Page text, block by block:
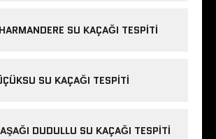
SU KAÇAĞI TESPITI
SU KAÇAĞI TESPITI
DUDULLU SU KAÇAĞI TESPITI